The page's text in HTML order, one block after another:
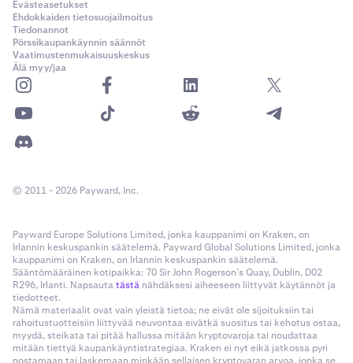
Evästeasetukset
Ehdokkaiden tietosuojailmoitus
Tiedonannot
Pörssikaupankäynnin säännöt
Vaatimustenmukaisuuskeskus
Älä myy/jaa
© 2011 - 2026 Payward, Inc.
Payward Europe Solutions Limited, jonka kauppanimi on Kraken, on
Irlannin keskuspankin säätelemä. Payward Global Solutions Limited, jonka
kauppanimi on Kraken, on Irlannin keskuspankin säätelemä.
Sääntömääräinen kotipaikka: 70 Sir John Rogerson’s Quay, Dublin, D02
R296, Irlanti. Napsautatästä nähdäksesi aiheeseen liittyvät käytännöt ja
tiedotteet.
Nämä materiaalit ovat vain yleistä tietoa; ne eivät ole sijoituksiin tai
rahoitustuotteisiin liittyvää neuvontaa eivätkä suositus tai kehotus ostaa,
myydä, steikata tai pitää hallussa mitään kryptovaroja tai noudattaa
mitään tiettyä kaupankäyntistrategiaa. Kraken ei nyt eikä jatkossa pyri